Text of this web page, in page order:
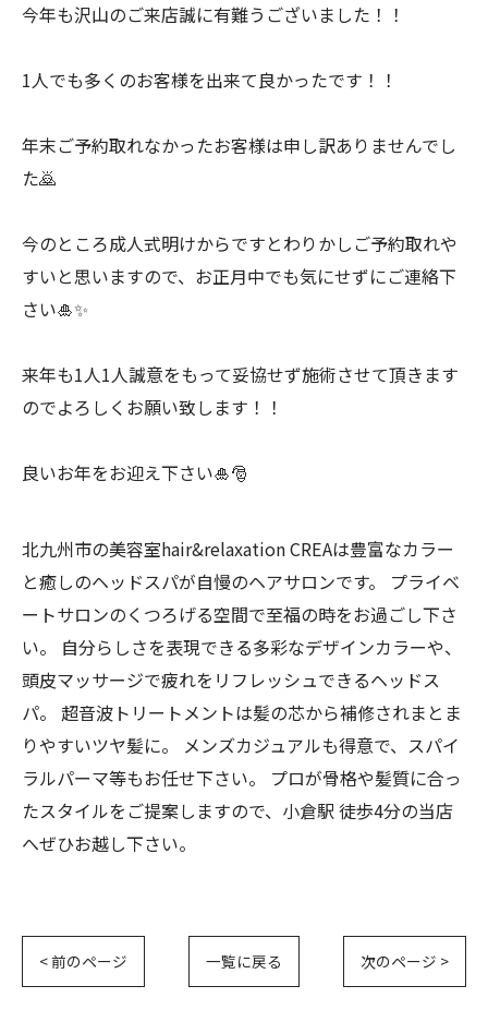
今年も沢山のご来店誠に有難うございました！！
1人でも多くのお客様を出来て良かったです！！
年末ご予約取れなかったお客様は申し訳ありませんでし
た🙇
今のところ成人式明けからですとわりかしご予約取れや
すいと思いますので、お正月中でも気にせずにご連絡下
さい🎍✨
来年も1人1人誠意をもって妥協せず施術させて頂きます
のでよろしくお願い致します！！
良いお年をお迎え下さい🎍🎅
北九州市の美容室hair&relaxation CREAは豊富なカラー
と癒しのヘッドスパが自慢のヘアサロンです。 プライベ
ートサロンのくつろげる空間で至福の時をお過ごし下さ
い。 自分らしさを表現できる多彩なデザインカラーや、
頭皮マッサージで疲れをリフレッシュできるヘッドス
パ。 超音波トリートメントは髪の芯から補修されまとま
りやすいツヤ髪に。 メンズカジュアルも得意で、スパイ
ラルパーマ等もお任せ下さい。 プロが骨格や髪質に合っ
たスタイルをご提案しますので、小倉駅 徒歩4分の当店
へぜひお越し下さい。
< 前のページ 一覧に戻る 次のページ >